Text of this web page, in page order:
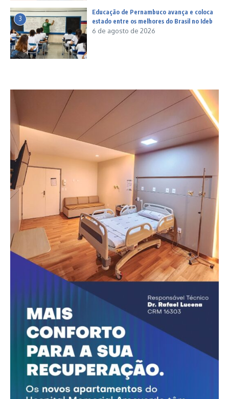
3
Educação de Pernambuco avança e coloca
estado entre os melhores do Brasil no Ideb
6 de agosto de 2026